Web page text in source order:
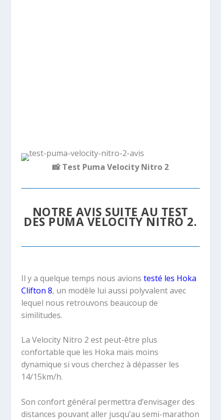
📸Test Puma Velocity Nitro 2
NOTRE AVIS SUITE AU TEST
DES PUMA VELOCITY NITRO 2.
Il y a quelque temps nous avions testé les Hoka
Clifton 8, un modèle lui aussi polyvalent avec
lequel nous retrouvons beaucoup de
similitudes.
La Velocity Nitro 2 est peut-être plus
confortable que les Hoka mais moins
dynamique si vous cherchez à dépasser les
14/15km/h.
Son confort général permettra d’envisager des
distances pouvant aller jusqu’au semi-marathon